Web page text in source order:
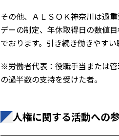
その他、ＡＬＳＯＫ神奈川は過
デーの制定、年休取得日の数値
でおります。引き続き働きやすい
※労働者代表：役職手当または
の過半数の支持を受けた者。
人権に関する活動への